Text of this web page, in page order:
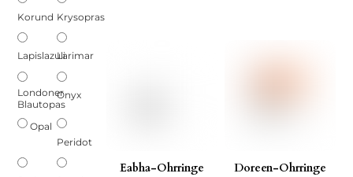
Eabha-Ohrringe Doreen-Ohrringe
Korund Krysopras
LapislazuliLarimar
Londoner
Blautopas
Onyx
Opal
Peridot